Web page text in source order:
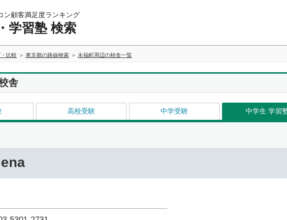
ン顧客満足度ランキング
学習塾 検索
比較 東京都の路線検索 永福町周辺の校舎一覧
舎
高校受験 中学受験 中学生 学習